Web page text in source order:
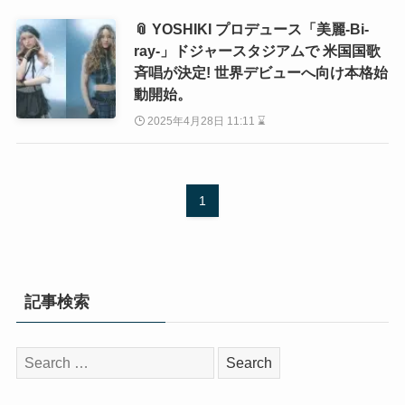
📎 YOSHIKI プロデュース「美麗-Bi-
ray-」ドジャースタジアムで 米国国歌
斉唱が決定! 世界デビューへ向け本格始
動開始。
2025年4月28日 11:11 ⌛
1
記事検索
検
索: